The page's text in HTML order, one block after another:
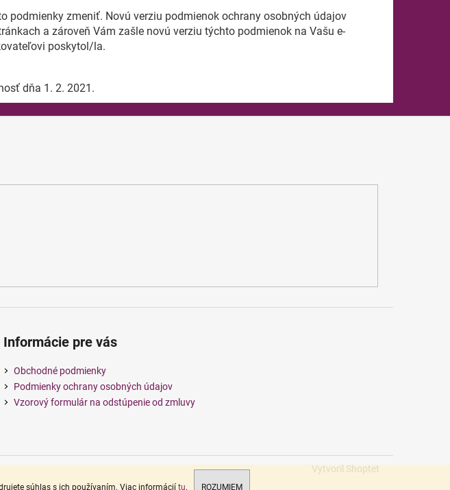
súhlas s ich používaním. Viac informácií tu. ROZUMIEM
podmienky zmeniť. Novú verziu podmienok ochrany osobných údajov
a zároveň Vám zašle novú verziu týchto podmienok na Vašu e-
poskytol/la.
dňa 1. 2. 2021.
Informácie pre vás
Obchodné podmienky
Podmienky ochrany osobných údajov
Vzorový formulár na odstúpenie od zmluvy
Vytvoril Shoptet